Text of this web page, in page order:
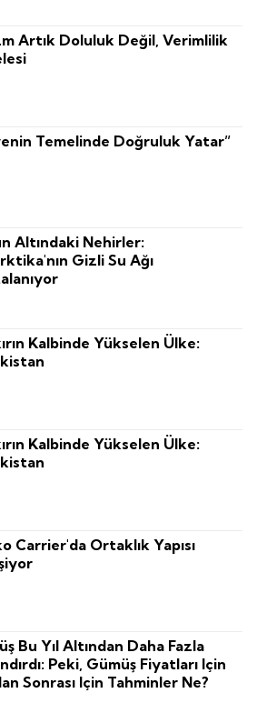
Artık Doluluk Değil, Verimlilik
Temelinde Doğruluk Yatar”
Altındaki Nehirler:
Gizli Su Ağı
Kalbinde Yükselen Ülke:
Kalbinde Yükselen Ülke:
Carrier'da Ortaklık Yapısı
Bu Yıl Altından Daha Fazla
Peki, Gümüş Fiyatları Için
Sonrası Için Tahminler Ne?